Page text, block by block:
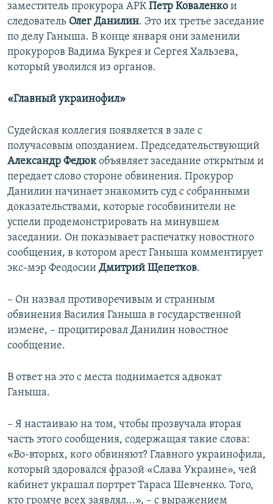
заместитель прокурора АРКПетр Коваленко и
следователь Олег Данилин. Это их третье заседание
по делу Ганыша. В конце января они заменили
прокуроров Вадима Букрея и Сергея Хальзева,
который уволился из органов.
«Главный украинофил»
Судейская коллегия появляется в зале с
получасовым опозданием. Председательствующий
Александр Федюкобъявляет заседание открытым и
передает слово стороне обвинения. Прокурор
Данилин начинает знакомить суд с собранными
доказательствами, которые гособвинители не
успели продемонстрировать на минувшем
заседании. Он показывает распечатку новостного
сообщения, в котором арест Ганыша комментирует
экс-мэр Феодосии Дмитрий Щепетков.
– Он назвал противоречивым и странным
обвинения Василия Ганыша в государственной
измене, – процитировал Данилин новостное
сообщение.
В ответ на это с места поднимается адвокат
Ганыша.
– Я настаиваю на том, чтобы прозвучала вторая
часть этого сообщения, содержащая такие слова:
«Во-вторых, кого обвиняют? Главного украинофила,
который здоровался фразой «Слава Украине», чей
кабинет украшал портрет Тараса Шевченко. Того,
кто громче всех заявлял...», – с выражением